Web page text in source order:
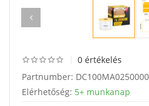
0 értékelés
Partnumber:
Elérhetőség: 5+ munkanap